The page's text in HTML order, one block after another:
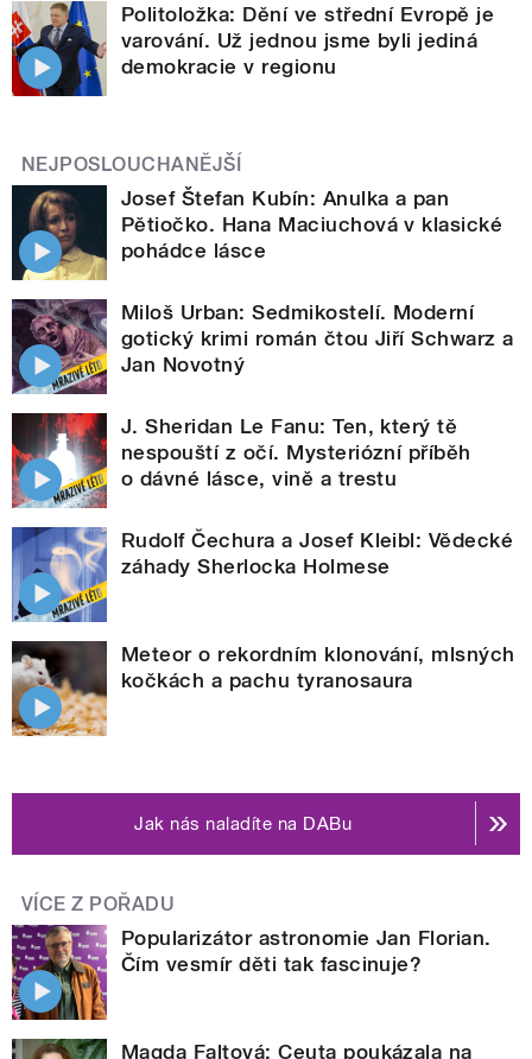
Politoložka: Dění ve střední Evropě je
varování. Už jednou jsme byli jediná
demokracie v regionu
NEJPOSLOUCHANĚJŠÍ
Josef Štefan Kubín: Anulka a pan
Pětiočko. Hana Maciuchová v klasické
pohádce lásce
Miloš Urban: Sedmikostelí. Moderní
gotický krimi román čtou Jiří Schwarz a
Jan Novotný
J. Sheridan Le Fanu: Ten, který tě
nespouští z očí. Mysteriózní příběh
o dávné lásce, vině a trestu
Rudolf Čechura a Josef Kleibl: Vědecké
záhady Sherlocka Holmese
Meteor o rekordním klonování, mlsných
kočkách a pachu tyranosaura
Jak nás naladíte na DABu
VÍCE Z POŘADU
Popularizátor astronomie Jan Florian.
Čím vesmír děti tak fascinuje?
Magda Faltová: Ceuta poukázala na